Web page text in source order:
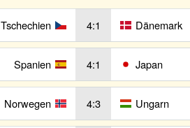
Tschechien 4:1 Dänemark
Spanien 4:1 Japan
Norwegen 4:3 Ungarn